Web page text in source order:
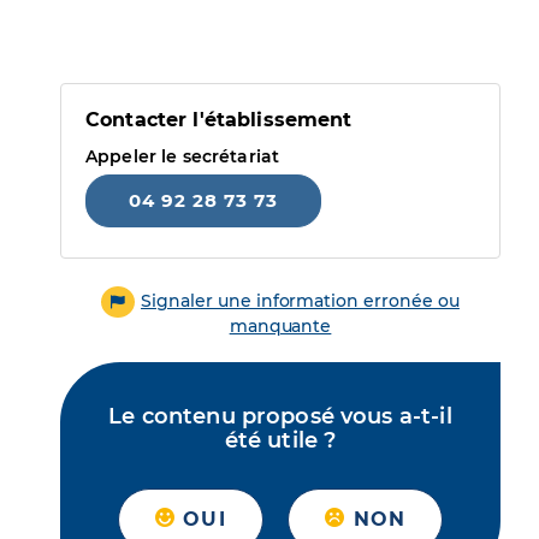
Contacter l'établissement
Appeler le secrétariat
04 92 28 73 73
Signaler une information erronée ou
manquante
Le contenu proposé vous a-t-il
été utile ?
OUI NON